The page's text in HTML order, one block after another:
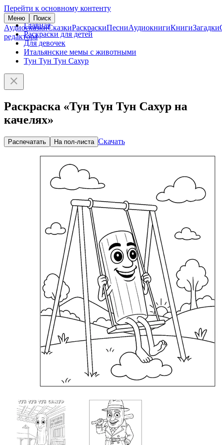
Перейти к основному контенту
Меню Поиск
АудиосказкиСказкиРаскраскиПесниАудиокнигиКнигиЗагадки
редактора
Главная
Раскраски для детей
Для девочек
Итальянские мемы с животными
Тун Тун Тун Сахур
Раскраска «Тун Тун Тун Сахур на
качелях»
Распечатать На пол-листа Скачать